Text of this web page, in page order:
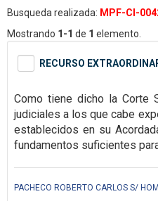
Busqueda realizada: MPF-CI-
Mostrando 1-1 de 1 elemento.
RECURSO
Como tiene dicho la Corte
judiciales a los que cabe
establecidos en su
fundamentos suficientes
PACHECO ROBERTO CARLOS S/